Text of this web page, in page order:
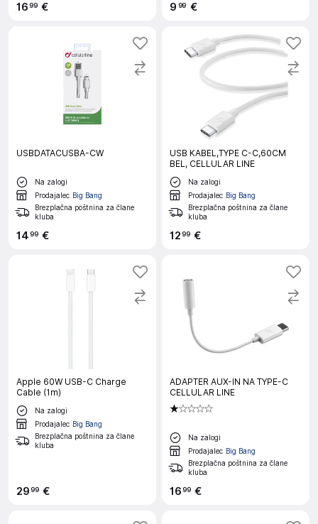
1699 € 9 99 €
USBDATACUSBA-CW
Na zalogi
Prodajalec Big Bang
Brezplačna poštnina za člane
kluba
1499 €
USB KABEL,TYPE C-C,60CM
BEL, CELLULAR LINE
Na zalogi
Prodajalec Big Bang
Brezplačna poštnina za člane
kluba
1299 €
Apple 60W USB-C Charge
Cable (1m)
Na zalogi
Prodajalec Big Bang
Brezplačna poštnina za člane
kluba
2999 €
ADAPTER AUX-IN NA TYPE-C
CELLULAR LINE
Na zalogi
Prodajalec Big Bang
Brezplačna poštnina za člane
kluba
1699 €